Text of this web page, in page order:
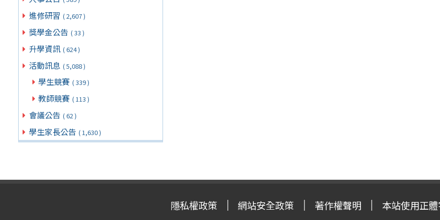
進修研習 ( 2,607 )
獎學金公告 ( 33 )
升學資訊 ( 624 )
活動訊息 ( 5,088 )
學生競賽 ( 339 )
教師競賽 ( 113 )
會議公告 ( 62 )
學生家長公告 ( 1,630 )
隱私權政策 網站安全政策 著作權聲明 本站使用正